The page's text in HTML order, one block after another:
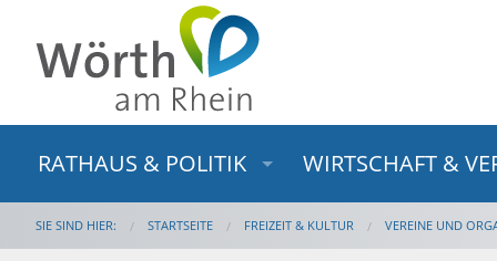
RATHAUS & POLITIK WIRTSCHAFT &
SIE SIND HIER: STARTSEITE FREIZEIT & KULTUR VEREINE UND